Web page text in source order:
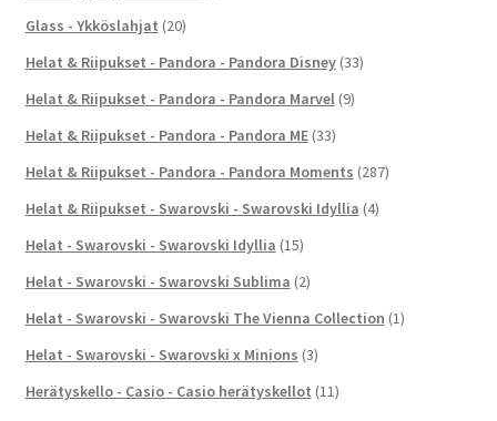
Glass - Ykköslahjat (20)
Helat & Riipukset - Pandora - Pandora Disney (33)
Helat & Riipukset - Pandora - Pandora Marvel (9)
Helat & Riipukset - Pandora - Pandora ME (33)
Helat & Riipukset - Pandora - Pandora Moments (287)
Helat & Riipukset - Swarovski - Swarovski Idyllia (4)
Helat - Swarovski - Swarovski Idyllia (15)
Helat - Swarovski - Swarovski Sublima (2)
Helat - Swarovski - Swarovski The Vienna Collection (1)
Helat - Swarovski - Swarovski x Minions (3)
Herätyskello - Casio - Casio herätyskellot (11)